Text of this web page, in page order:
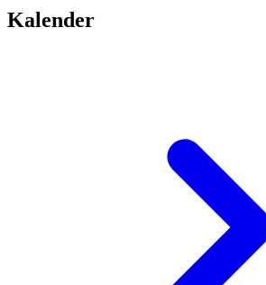
Kalender